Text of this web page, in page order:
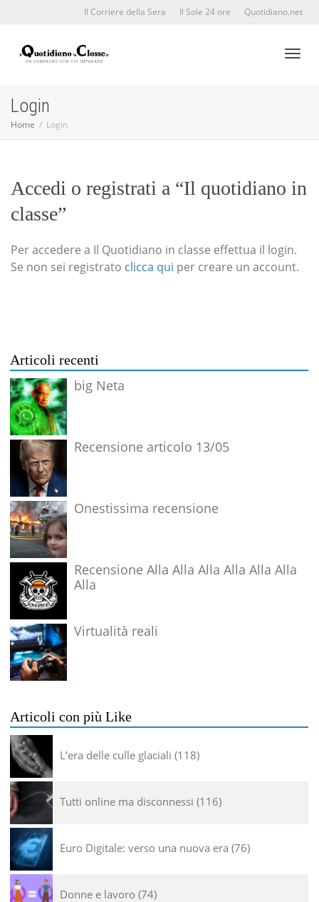
Il Corriere della Sera Il Sole 24 ore Quotidiano.net
Login
Home Login
Accedi o registrati a “Il quotidiano in
classe”
Per accedere a Il Quotidiano in classe effettua il login.
Se non sei registrato clicca qui per creare un account.
Articoli recenti
big Neta
Recensione articolo 13/05
Onestissima recensione
Recensione Alla Alla Alla Alla Alla Alla
Alla
Virtualità reali
Articoli con più Like
L’era delle culle glaciali 118
Tutti online ma disconnessi 116
Euro Digitale: verso una nuova era 76
Donne e lavoro 74